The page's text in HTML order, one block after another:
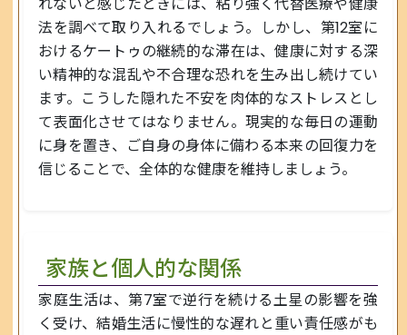
法を調べて取り入れるでしょう。しかし、第12室に
おけるケートゥの継続的な滞在は、健康に対する深
い精神的な混乱や不合理な恐れを生み出し続けてい
ます。こうした隠れた不安を肉体的なストレスとし
て表面化させてはなりません。現実的な毎日の運動
に身を置き、ご自身の身体に備わる本来の回復力を
信じることで、全体的な健康を維持しましょう。
家族と個人的な関係
家庭生活は、第7室で逆行を続ける土星の影響を強
く受け、結婚生活に慢性的な遅れと重い責任感がも